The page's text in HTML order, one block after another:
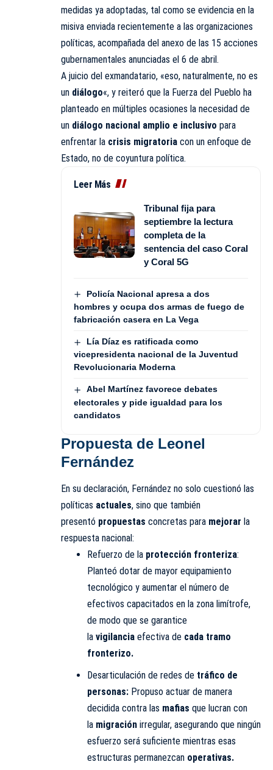
medidas ya adoptadas, tal como se evidencia en la
misiva enviada recientemente a las organizaciones
políticas, acompañada del anexo de las 15 acciones
gubernamentales anunciadas el 6 de abril.
A juicio del exmandatario, «eso, naturalmente, no es
un diálogo«, y reiteró que la Fuerza del Pueblo ha
planteado en múltiples ocasiones la necesidad de
un diálogo nacional amplio e inclusivo para
enfrentar la crisis migratoria con un enfoque de
Estado, no de coyuntura política.
Leer Más
Tribunal fija para
septiembre la lectura
completa de la
sentencia del caso Coral
y Coral 5G
Policía Nacional apresa a dos
hombres y ocupa dos armas de fuego de
fabricación casera en La Vega
Lía Díaz es ratificada como
vicepresidenta nacional de la Juventud
Revolucionaria Moderna
Abel Martínez favorece debates
electorales y pide igualdad para los
candidatos
Propuesta de Leonel
Fernández
En su declaración, Fernández no solo cuestionó las
políticas actuales, sino que también
presentó propuestas concretas para mejorar la
respuesta nacional:
Refuerzo de la protección fronteriza:
Planteó dotar de mayor equipamiento
tecnológico y aumentar el número de
efectivos capacitados en la zona limítrofe,
de modo que se garantice
la vigilanciaefectiva de cada tramo
fronterizo.
Desarticulación de redes de tráfico de
personas:Propuso actuar de manera
decidida contra las mafias que lucran con
la migraciónirregular, asegurando que ningún
esfuerzo será suficiente mientras esas
estructuras permanezcan operativas.